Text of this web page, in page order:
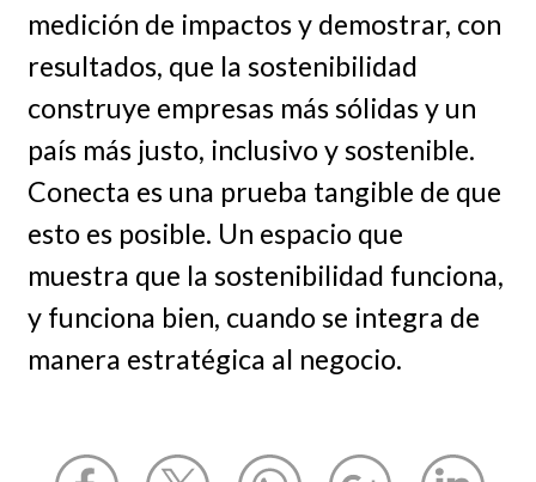
medición de impactos y demostrar, con
resultados, que la sostenibilidad
construye empresas más sólidas y un
país más justo, inclusivo y sostenible.
Conecta es una prueba tangible de que
esto es posible. Un espacio que
muestra que la sostenibilidad funciona,
y funciona bien, cuando se integra de
manera estratégica al negocio.